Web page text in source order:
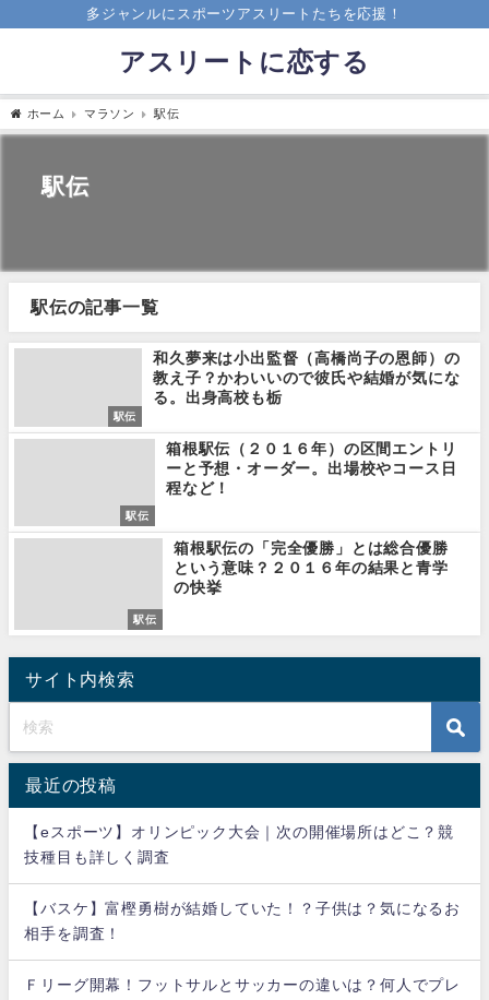
多ジャンルにスポーツアスリートたちを応援！
アスリートに恋する
ホーム マラソン 駅伝
駅伝
駅伝の記事一覧
駅伝
和久夢来は小出監督（高橋尚子の恩師）の
教え子？かわいいので彼氏や結婚が気にな
る。出身高校も栃
駅伝
箱根駅伝（２０１６年）の区間エントリ
ーと予想・オーダー。出場校やコース日
程など！
駅伝
箱根駅伝の「完全優勝」とは総合優勝
という意味？２０１６年の結果と青学
の快挙
サイト内検索
最近の投稿
【eスポーツ】オリンピック大会｜次の開催場所はどこ？競
技種目も詳しく調査
【バスケ】富樫勇樹が結婚していた！？子供は？気になるお
相手を調査！
Ｆリーグ開幕！フットサルとサッカーの違いは？何人でプレ